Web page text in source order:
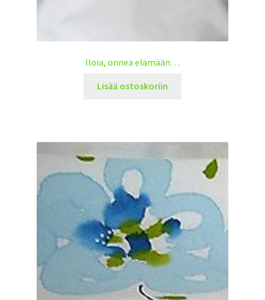
Iloia, onnea elämään…
Lisää ostoskoriin